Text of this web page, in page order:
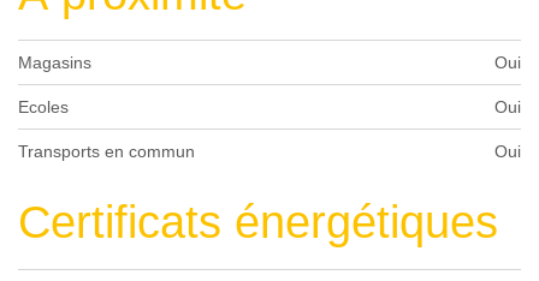
Magasins Oui
Ecoles Oui
Transports en commun Oui
Certificats énergétiques